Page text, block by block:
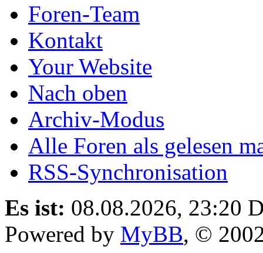
Foren-Team
Kontakt
Your Website
Nach oben
Archiv-Modus
Alle Foren als gelesen
RSS-Synchronisation
Es ist: 08.08.2026, 23:20
Powered by MyBB, ©